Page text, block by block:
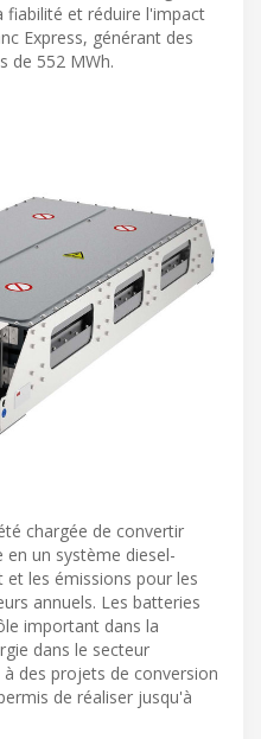
fiabilité et réduire l'impact
Express, générant des
de 552 MWh.
chargée de convertir
un système diesel-
et les émissions pour les
annuels. Les batteries
important dans la
dans le secteur
des projets de conversion
de réaliser jusqu'à